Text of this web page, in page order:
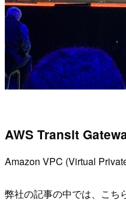
AWS Transit
Amazon VPC (Virtual
弊社の記事の中では、こち